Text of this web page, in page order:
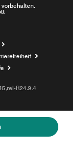
R24.9.4